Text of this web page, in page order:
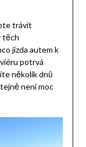
trávit
těch
jízda autem k
potrvá
několik dnů
není moc